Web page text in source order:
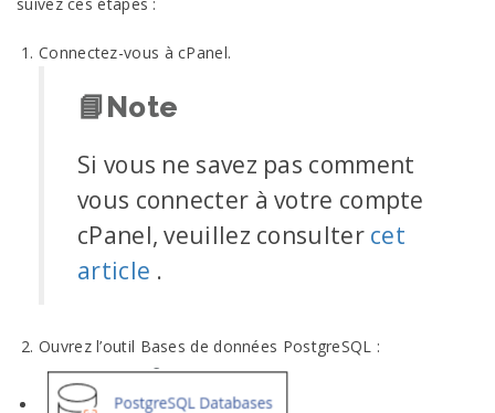
suivez ces étapes :
Connectez-vous à cPanel.
📘Note
Si vous ne savez pas comment
vous connecter à votre compte
cPanel, veuillez consulter cet
article .
Ouvrez l’outil Bases de données PostgreSQL :